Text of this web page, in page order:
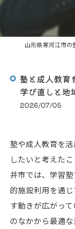
塾と成人教育
学び直しと地
2026/07/05
塾や成人教育を
したいと考えた
井市では、学習
的施設利用を通
す動きが広がっ
のなかから最適